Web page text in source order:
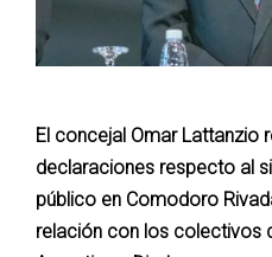
El concejal Omar Lattanzio
declaraciones respecto al
público en Comodoro
relación con los colectivos